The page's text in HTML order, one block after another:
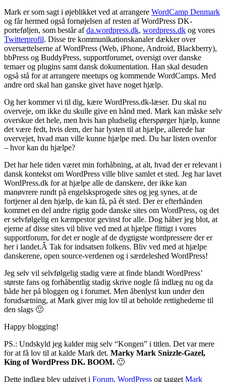
Mark er som sagt i øjeblikket ved at arrangere WordCamp Denmark
og får hermed også fornøjelsen af resten af WordPress DK-
porteføljen, som består afda.wordpress.dk, wordpress.dk og vores
Twitterprofil. Disse tre kommunikationskanaler dækker over
oversættelserne af WordPress (Web, iPhone, Android, Blackberry),
bbPress og BuddyPress, supportforumet, oversigt over danske
temaer og plugins samt dansk dokumentation. Han skal desuden
også stå for at arrangere meetups og kommende WordCamps. Med
andre ord skal han ganske givet have noget hjælp.
Og her kommer vi til dig, kære WordPress.dk-læser. Du skal nu
overveje, om ikke du skulle give en hånd med. Mark kan måske selv
overskue det hele, men hvis han pludselig efterspørger hjælp, kunne
det være fedt, hvis dem, der har lysten til at hjælpe, allerede har
overvejet, hvad man ville kunne hjælpe med. Du har listen ovenfor
– hvor kan du hjælpe?
Det har hele tiden været min forhåbning, at alt, hvad der er relevant i
dansk kontekst om WordPress ville blive samlet et sted. Jeg har lavet
WordPress.dk for at hjælpe alle de danskere, der ikke kan
manøvrere rundt på engelsksprogede sites og jeg synes, at de
fortjener al den hjælp, de kan få, på ét sted. Der er efterhånden
kommet en del andre rigtig gode danske sites om WordPress, og det
er selvfølgelig en kæmpestor gevinst for alle. Dog håber jeg blot, at
ejerne af disse sites vil blive ved med at hjælpe flittigt i vores
supportforum, for det er nogle af de dygtigste wordpressere der er
her i landet.Â Tak for indsatsen folkens. Bliv ved med at hjælpe
danskerene, open source-verdenen og i særdeleshed WordPress!
Jeg selv vil selvfølgelig stadig være at finde blandt WordPress’
største fans og forhåbentlig stadig skrive nogle få indlæg nu og da
både her på bloggen og i forumet. Men åbenlyst kun under den
forudsætning, at Mark giver mig lov til at beholde rettighederne til
den slags 🙂
Happy blogging!
PS.: Undskyld jeg kalder mig selv “Kongen” i titlen. Det var mere
for at få lov til at kalde Mark det. Marky Mark Snizzle-Gazel,
King of WordPress DK. BOOM. 🙂
Dette indlæg blev udgivet i Forum, WordPress og tagget Mark